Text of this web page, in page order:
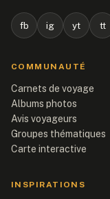
fb ig yt tt
COMMUNAUTÉ
Carnets de voyage
Albums photos
Avis voyageurs
Groupes thématiques
Carte interactive
INSPIRATIONS